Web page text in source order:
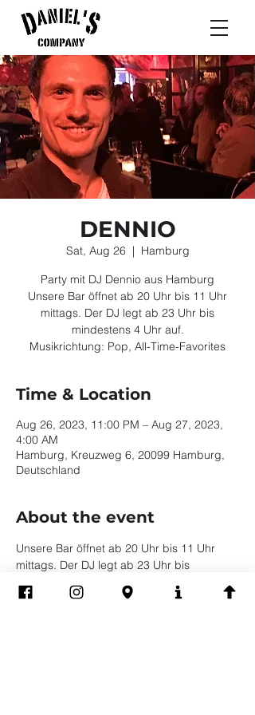
DENNIO
Sat, Aug 26
  |
Hamburg
Party mit DJ Dennio aus Hamburg
Unsere Bar öffnet ab 20 Uhr bis 11 Uhr
mittags. Der DJ legt ab 23 Uhr bis
mindestens 4 Uhr auf.
Musikrichtung: Pop, All-Time-Favorites
Time & Location
Aug 26, 2023, 11:00 PM – Aug 27, 2023,
4:00 AM
Hamburg, Kreuzweg 6, 20099 Hamburg,
Deutschland
About the event
Unsere Bar öffnet ab 20 Uhr bis 11 Uhr
mittags. Der DJ legt ab 23 Uhr bis
mindestens 4 Uhr auf.
Instagram
Dennio auf